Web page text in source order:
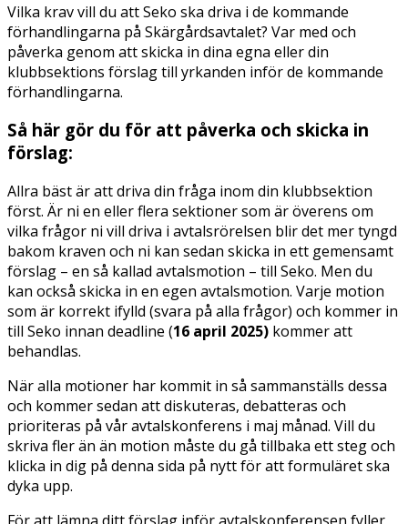
Vilka krav vill du att Seko ska driva i de kommande
förhandlingarna på Skärgårdsavtalet? Var med och
påverka genom att skicka in dina egna eller din
klubbsektions förslag till yrkanden inför de kommande
förhandlingarna.
Så här gör du för att påverka och skicka in
förslag:
Allra bäst är att driva din fråga inom din klubbsektion
först. Är ni en eller flera sektioner som är överens om
vilka frågor ni vill driva i avtalsrörelsen blir det mer tyngd
bakom kraven och ni kan sedan skicka in ett gemensamt
förslag – en så kallad avtalsmotion – till Seko. Men du
kan också skicka in en egen avtalsmotion. Varje motion
som är korrekt ifylld (svara på alla frågor) och kommer in
till Seko innan deadline (16 april 2025) kommer att
behandlas.
När alla motioner har kommit in så sammanställs dessa
och kommer sedan att diskuteras, debatteras och
prioriteras på vår avtalskonferens i maj månad. Vill du
skriva fler än än motion måste du gå tillbaka ett steg och
klicka in dig på denna sida på nytt för att formuläret ska
dyka upp.